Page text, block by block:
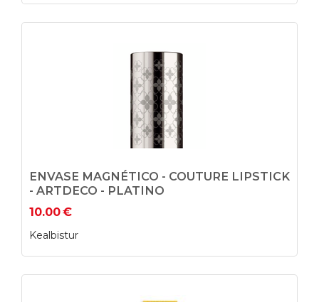
ENVASE MAGNÉTICO - COUTURE LIPSTICK
- ARTDECO - PLATINO
10.00€
Kealbistur